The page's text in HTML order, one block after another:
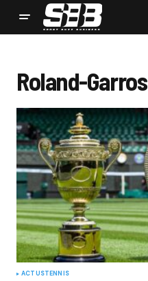
Roland-Garros
ACTUSTENNIS